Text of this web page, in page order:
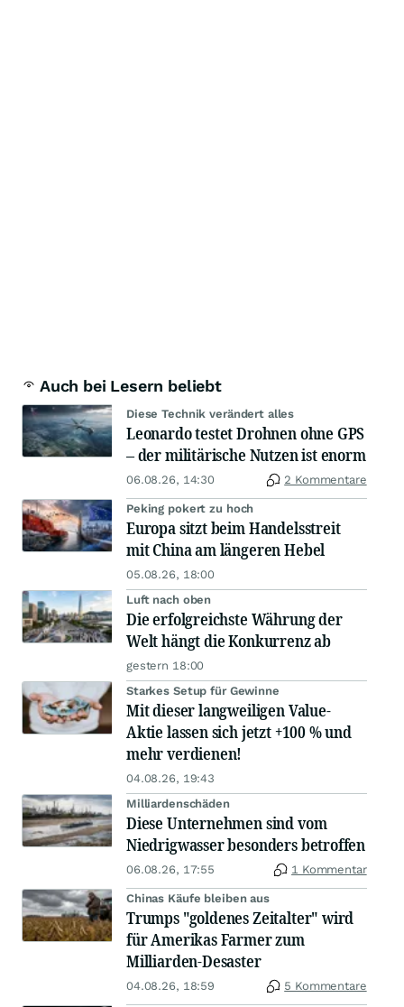
Auch bei Lesern beliebt
Diese Technik verändert alles
Leonardo testet Drohnen ohne GPS
– der militärische Nutzen ist enorm
06.08.26, 14:30 2 Kommentare
Peking pokert zu hoch
Europa sitzt beim Handelsstreit
mit China am längeren Hebel
05.08.26, 18:00
Luft nach oben
Die erfolgreichste Währung der
Welt hängt die Konkurrenz ab
gestern 18:00
Starkes Setup für Gewinne
Mit dieser langweiligen Value-
Aktie lassen sich jetzt +100 % und
mehr verdienen!
04.08.26, 19:43
Milliardenschäden
Diese Unternehmen sind vom
Niedrigwasser besonders betroffen
06.08.26, 17:55 1 Kommentar
Chinas Käufe bleiben aus
Trumps "goldenes Zeitalter" wird
für Amerikas Farmer zum
Milliarden-Desaster
04.08.26, 18:59 5 Kommentare